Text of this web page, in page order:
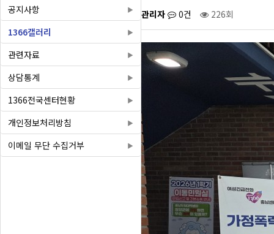
공지사항
1366갤러리
관련자료
상담통계
1366전국센터현황
개인정보처리방침
이메일 무단 수집거부
관리자 0건 226회